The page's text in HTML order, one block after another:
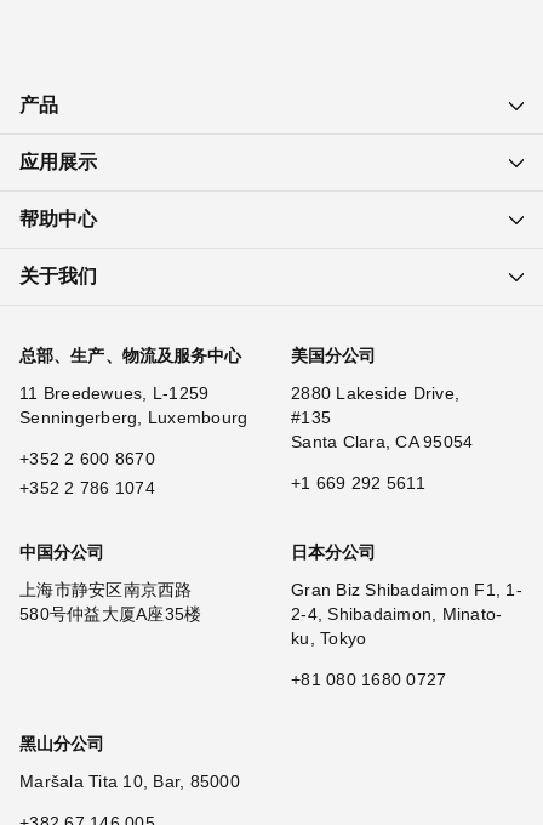
产品
应用展示
帮助中心
关于我们
总部、生产、物流及服务中心
11 Breedewues, L-1259
Senningerberg, Luxembourg
+352 2 600 8670
+352 2 786 1074
美国分公司
2880 Lakeside Drive,
#135
Santa Clara, CA 95054
+1 669 292 5611
中国分公司
上海市静安区南京西路
580号仲益大厦A座35楼
日本分公司
Gran Biz Shibadaimon F1, 1-
2-4, Shibadaimon, Minato-
ku, Tokyo
+81 080 1680 0727
黑山分公司
Maršala Tita 10, Bar, 85000